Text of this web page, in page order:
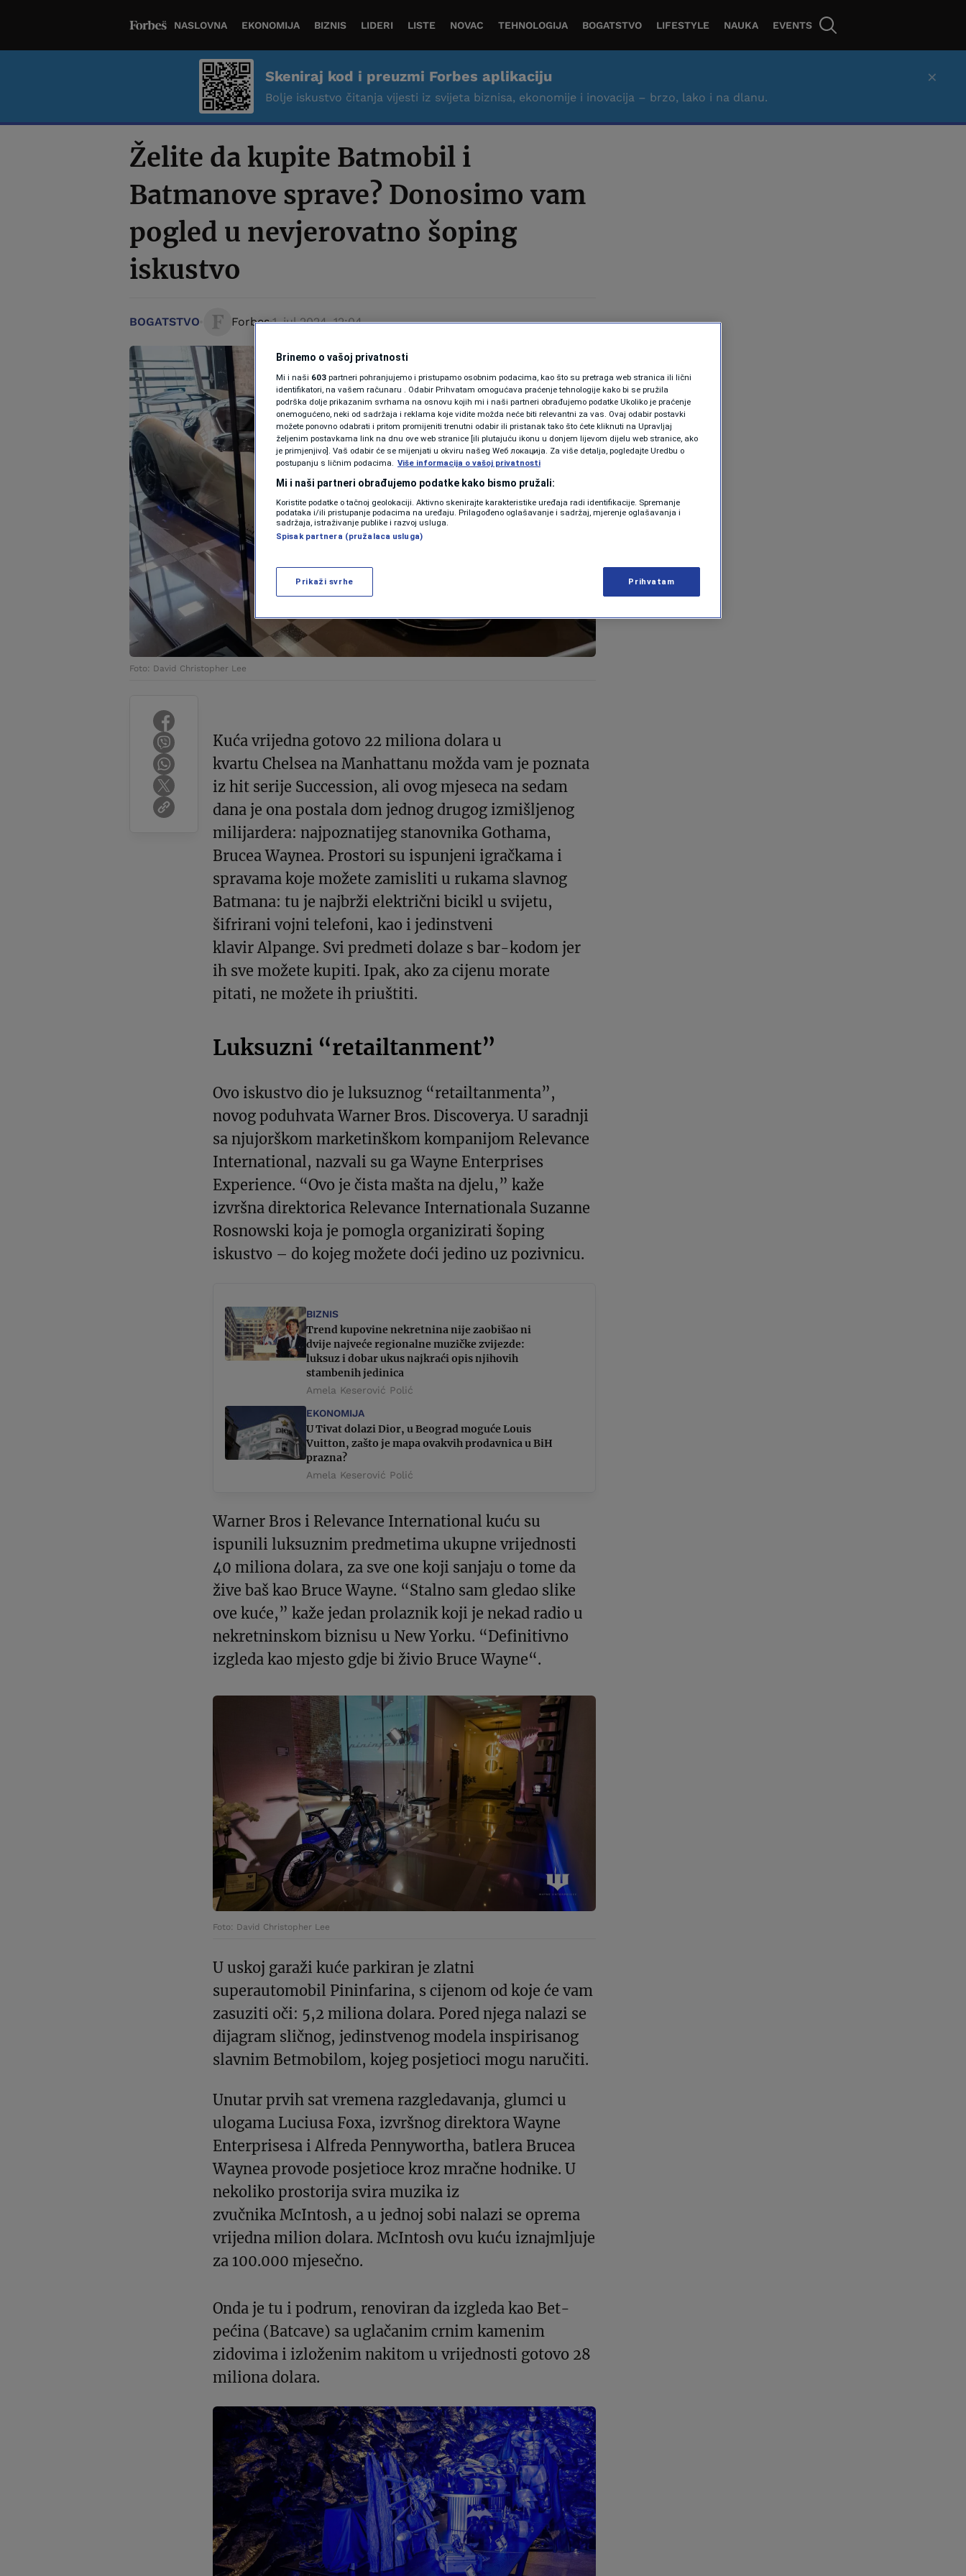
NASLOVNA EKONOMIJA BIZNIS LIDERI LISTE NOVAC TEHNOLOGIJA BOGATSTVO LIFESTYLE NAUKA EVENTS
Skeniraj kod i preuzmi Forbes aplikaciju
Bolje iskustvo čitanja vijesti iz svijeta biznisa, ekonomije i inovacija – brzo, lako i na dlanu.
×
Želite da kupite Batmobil i
Batmanove sprave? Donosimo vam
pogled u nevjerovatno šoping
iskustvo
BOGATSTVO Forbes 1. jul 2024. 12:04
Foto: David Christopher Lee
Kuća vrijedna gotovo 22 miliona dolara u
kvartu Chelsea na Manhattanu možda vam je poznata
iz hit serije Succession, ali ovog mjeseca na sedam
dana je ona postala dom jednog drugog izmišljenog
milijardera: najpoznatijeg stanovnika Gothama,
Brucea Waynea. Prostori su ispunjeni igračkama i
spravama koje možete zamisliti u rukama slavnog
Batmana: tu je najbrži električni bicikl u svijetu,
šifrirani vojni telefoni, kao i jedinstveni
klavir Alpange. Svi predmeti dolaze s bar-kodom jer
ih sve možete kupiti. Ipak, ako za cijenu morate
pitati, ne možete ih priuštiti.
Luksuzni “retailtanment”
Ovo iskustvo dio je luksuznog “retailtanmenta”,
novog poduhvata Warner Bros. Discoverya. U saradnji
sa njujorškom marketinškom kompanijom Relevance
International, nazvali su ga Wayne Enterprises
Experience. “Ovo je čista mašta na djelu,” kaže
izvršna direktorica Relevance Internationala Suzanne
Rosnowski koja je pomogla organizirati šoping
iskustvo – do kojeg možete doći jedino uz pozivnicu.
BIZNIS
Trend kupovine nekretnina nije zaobišao ni
dvije najveće regionalne muzičke zvijezde:
luksuz i dobar ukus najkraći opis njihovih
stambenih jedinica
Amela Keserović Polić
EKONOMIJA
U Tivat dolazi Dior, u Beograd moguće Louis
Vuitton, zašto je mapa ovakvih prodavnica u BiH
prazna?
Amela Keserović Polić
Warner Bros i Relevance International kuću su
ispunili luksuznim predmetima ukupne vrijednosti
40 miliona dolara, za sve one koji sanjaju o tome da
žive baš kao Bruce Wayne. “Stalno sam gledao slike
ove kuće,” kaže jedan prolaznik koji je nekad radio u
nekretninskom biznisu u New Yorku. “Definitivno
izgleda kao mjesto gdje bi živio Bruce Wayne“.
Foto: David Christopher Lee
U uskoj garaži kuće parkiran je zlatni
superautomobil Pininfarina, s cijenom od koje će vam
zasuziti oči: 5,2 miliona dolara. Pored njega nalazi se
dijagram sličnog, jedinstvenog modela inspirisanog
slavnim Betmobilom, kojeg posjetioci mogu naručiti.
Unutar prvih sat vremena razgledavanja, glumci u
ulogama Luciusa Foxa, izvršnog direktora Wayne
Enterprisesa i Alfreda Pennywortha, batlera Brucea
Waynea provode posjetioce kroz mračne hodnike. U
nekoliko prostorija svira muzika iz
zvučnika McIntosh, a u jednoj sobi nalazi se oprema
vrijedna milion dolara. McIntosh ovu kuću iznajmljuje
za 100.000 mjesečno.
Onda je tu i podrum, renoviran da izgleda kao Bet-
pećina (Batcave) sa uglačanim crnim kamenim
zidovima i izloženim nakitom u vrijednosti gotovo 28
miliona dolara.
Brinemo o vašoj privatnosti
Mi i naši 603 partneri pohranjujemo i pristupamo osobnim podacima, kao što su pretraga web stranica ili lični
identifikatori, na vašem računaru . Odabir Prihvatam omogućava praćenje tehnologije kako bi se pružila
podrška dolje prikazanim svrhama na osnovu kojih mi i naši partneri obrađujemo podatke Ukoliko je praćenje
onemogućeno, neki od sadržaja i reklama koje vidite možda neće biti relevantni za vas. Ovaj odabir postavki
možete ponovno odabrati i pritom promijeniti trenutni odabir ili pristanak tako što ćete kliknuti na Upravljaj
željenim postavkama link na dnu ove web stranice [ili plutajuću ikonu u donjem lijevom dijelu web stranice, ako
je primjenjivo]. Vaš odabir će se mijenjati u okviru našeg Wеб локација. Za više detalja, pogledajte Uredbu o
postupanju s ličnim podacima. Više informacija o vašoj privatnosti
Mi i naši partneri obrađujemo podatke kako bismo pružali:
Koristite podatke o tačnoj geolokaciji. Aktivno skenirajte karakteristike uređaja radi identifikacije. Spremanje
podataka i/ili pristupanje podacima na uređaju. Prilagođeno oglašavanje i sadržaj, mjerenje oglašavanja i
sadržaja, istraživanje publike i razvoj usluga.
Spisak partnera (pružalaca usluga)
Prikaži svrhe Prihvatam